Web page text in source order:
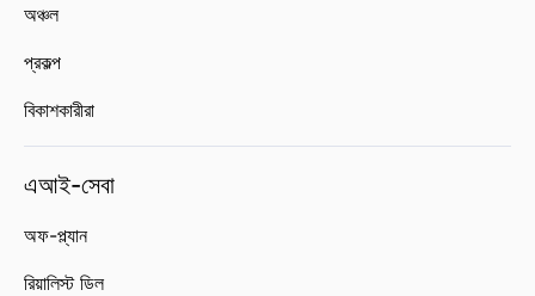
অঞ্চল
প্রকল্প
বিকাশকারীরা
এআই-সেবা
অফ-প্ল্যান
রিয়ালিস্ট ডিল